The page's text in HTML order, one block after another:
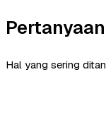
Hal yang sering